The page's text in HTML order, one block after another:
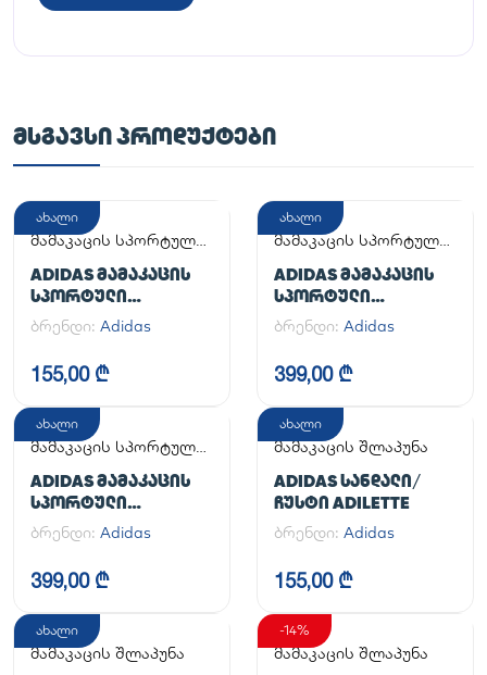
ᲛᲡᲒᲐᲕᲡᲘ ᲞᲠᲝᲓᲣᲥᲢᲔᲑᲘ
ახალი
მამაკაცის სპორტული
ADIDAS ᲛᲐᲛᲐᲙᲐᲪᲘᲡ
ᲡᲞᲝᲠᲢᲣᲚᲘ
ᲤᲔᲮᲡᲐᲪᲛᲔᲚᲘ
ADILETTE
ბრენდი: Adidas
155,00 ₾
ახალი
მამაკაცის სპორტული
ADIDAS ᲛᲐᲛᲐᲙᲐᲪᲘᲡ
ᲡᲞᲝᲠᲢᲣᲚᲘ
ᲤᲔᲮᲡᲐᲪᲛᲔᲚᲘ
HANDBALL SPEZIAL
ბრენდი: Adidas
399,00 ₾
ახალი
მამაკაცის სპორტული
ADIDAS ᲛᲐᲛᲐᲙᲐᲪᲘᲡ
ᲡᲞᲝᲠᲢᲣᲚᲘ
ᲤᲔᲮᲡᲐᲪᲛᲔᲚᲘ
HANDBALL SPEZIAL
ბრენდი: Adidas
399,00 ₾
ახალი
მამაკაცის შლაპუნა
ADIDAS ᲡᲐᲜᲓᲐᲚᲘ/
ᲩᲣᲡᲢᲘ ADILETTE
ბრენდი: Adidas
155,00 ₾
ახალი
მამაკაცის შლაპუნა
-14%
მამაკაცის შლაპუნა